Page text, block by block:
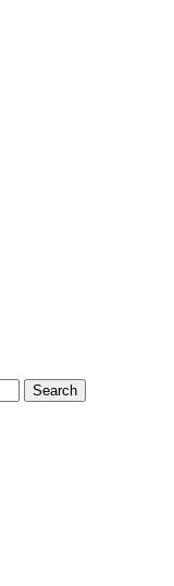
Search